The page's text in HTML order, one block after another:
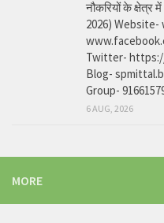
नौकरियों के क्षेत्र
2026) Website-
Twitter-
Blog-
Group-
6 AUG, 2026
MORE